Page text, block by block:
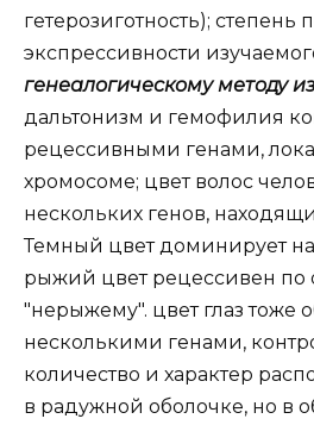
гетерозиготность); степень
экспрессивности
генеалогическому методу
дальтонизм и гемофилия
рецессивными генами,
хромосоме; цвет волос
нескольких генов,
Темный цвет доминирует
рыжий цвет рецессивен по
"нерыжему". цвет глаз тоже
несколькими генами,
количество и характер
в радужной оболочке, но в